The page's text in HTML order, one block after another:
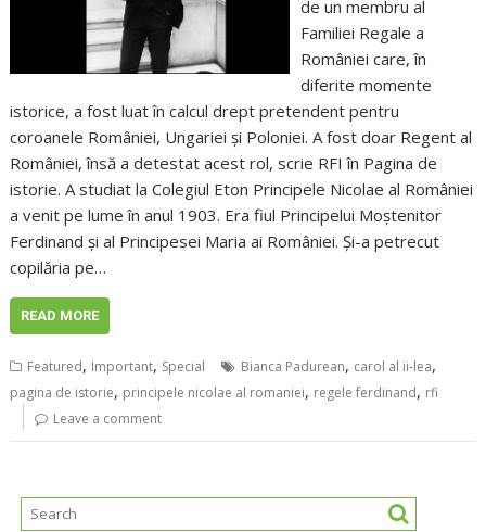
de un membru al
Familiei Regale a
României care, în
diferite momente
istorice, a fost luat în calcul drept pretendent pentru
coroanele României, Ungariei și Poloniei. A fost doar Regent al
României, însă a detestat acest rol, scrie RFI în Pagina de
istorie. A studiat la Colegiul Eton Principele Nicolae al României
a venit pe lume în anul 1903. Era fiul Principelui Moștenitor
Ferdinand și al Principesei Maria ai României. Și-a petrecut
copilăria pe…
READ MORE
Featured, Important, Special Bianca Padurean, carol al ii-lea,
pagina de istorie, principele nicolae al romaniei, regele ferdinand, rfi
Leave a comment